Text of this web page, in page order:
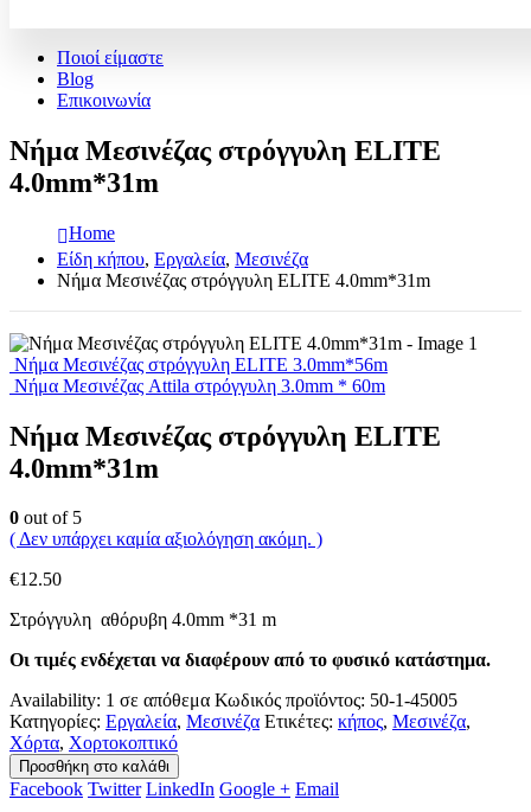
Ποιοί είμαστε
Blog
Επικοινωνία
Νήμα Μεσινέζας στρόγγυλη ELITE
4.0mm*31m
Home
Είδη κήπου, Εργαλεία, Μεσινέζα
Νήμα Μεσινέζας στρόγγυλη ELITE 4.0mm*31m
Νήμα Μεσινέζας στρόγγυλη ELITE 3.0mm*56m
Νήμα Μεσινέζας Attila στρόγγυλη 3.0mm * 60m
Νήμα Μεσινέζας στρόγγυλη ELITE
4.0mm*31m
0 out of 5
( Δεν υπάρχει καμία αξιολόγηση ακόμη. )
€12.50
Στρόγγυλη αθόρυβη 4.0mm *31 m
Οι τιμές ενδέχεται να διαφέρουν από το φυσικό κατάστημα.
Availability: 1 σε απόθεμα Κωδικός προϊόντος: 50-1-45005
Κατηγορίες: Εργαλεία, Μεσινέζα Ετικέτες: κήπος, Μεσινέζα,
Χόρτα, Χορτοκοπτικό
Προσθήκη στο καλάθι
Facebook Twitter LinkedIn Google + Email